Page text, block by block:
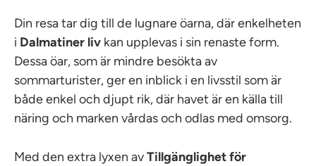
Din resa tar dig till de lugnare öarna, där enkelheten
i Dalmatiner liv kan upplevas i sin renaste form.
Dessa öar, som är mindre besökta av
sommarturister, ger en inblick i en livsstil som är
både enkel och djupt rik, där havet är en källa till
näring och marken vårdas och odlas med omsorg.
Med den extra lyxen avTillgänglighet för